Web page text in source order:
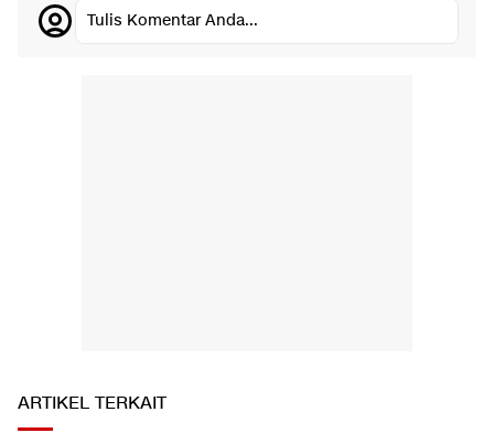
Tulis Komentar Anda...
ARTIKEL TERKAIT